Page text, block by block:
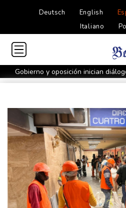
Deutsch English
Italiano
Gobierno y oposición inician
política en Venezuela
El Real Madrid zanja las
hasta 2032
Infantino bajo presión de la UEFA y
Yan Diomandé, la nueva joya del
de dólares
Muere bajo arresto domiciliario en
origen uruguayo